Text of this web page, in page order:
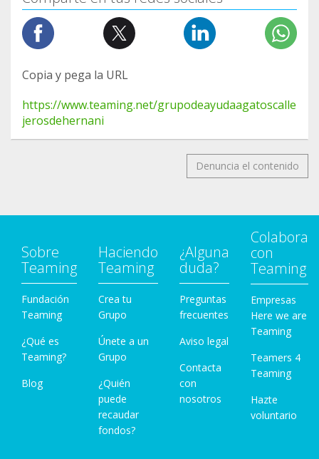
Copia y pega la URL
https://www.teaming.net/grupodeayudaagatoscalle
jerosdehernani
Denuncia el contenido
Sobre
Teaming
Fundación
Teaming
¿Qué es
Teaming?
Blog
Haciendo
Teaming
Crea tu
Grupo
Únete a un
Grupo
¿Quién
puede
recaudar
fondos?
¿Alguna
duda?
Preguntas
frecuentes
Aviso legal
Contacta
con
nosotros
Colabora
con
Teaming
Empresas
Here we are
Teaming
Teamers 4
Teaming
Hazte
voluntario